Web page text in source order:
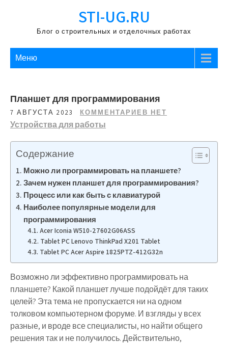
содержимому
STI-UG.RU
Блог о строительных и отделочных работах
Меню
Планшет для программирования
7 АВГУСТА 2023 КОММЕНТАРИЕВ НЕТ
Устройства для работы
Содержание
Можно ли программировать на планшете?
Зачем нужен планшет для программирования?
Процесс или как быть с клавиатурой
Наиболее популярные модели для
программирования
Acer Iconia W510-27602G06ASS
Tablet PC Lenovo ThinkPad X201 Tablet
Tablet PC Acer Aspire 1825PTZ-412G32n
Возможно ли эффективно программировать на
планшете? Какой планшет лучше подойдёт для таких
целей? Эта тема не пропускается ни на одном
толковом компьютерном форуме. И взгляды у всех
разные, и вроде все специалисты, но найти общего
решения так и не получилось. Действительно,